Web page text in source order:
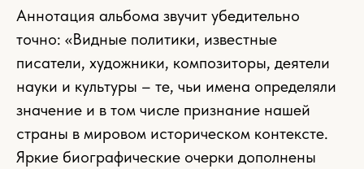
Аннотация альбома звучит убедительно
точно: «Видные политики, известные
писатели, художники, композиторы, деятели
науки и культуры – те, чьи имена определяли
значение и в том числе признание нашей
страны в мировом историческом контексте.
Яркие биографические очерки дополнены